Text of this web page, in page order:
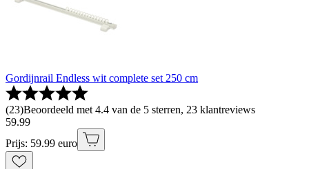
Gordijnrail Endless wit complete set 250 cm
(23)Beoordeeld met 4.4 van de 5 sterren, 23 klantreviews
59.99
Prijs: 59.99 euro